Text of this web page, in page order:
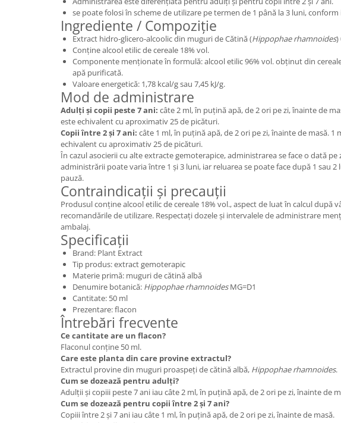
se poate folosi în scheme de utilizare pe termen de 1 până la 3 luni,
Ingrediente / Compoziție
Extract hidro-glicero-alcoolic din muguri de Cătină (Hippophae rhamnoides)
Conține alcool etilic de cereale 18% vol.
Componente menționate în formulă: alcool etilic 96% vol. obținut din
apă purificată.
Valoare energetică: 1,78 kcal/g sau 7,45 kJ/g.
Mod de administrare
Adulți și copii peste 7 ani: câte 2 ml, în puțină apă, de 2 ori pe zi, înainte de
este echivalent cu aproximativ 25 de picături.
Copii între 2 și 7 ani: câte 1 ml, în puțină apă, de 2 ori pe zi, înainte de masă. 1
echivalent cu aproximativ 25 de picături.
În cazul asocierii cu alte extracte gemoterapice, administrarea se face o dată pe
administrării poate varia între 1 și 3 luni, iar reluarea se poate face după 1 sau 2
pauză.
Contraindicații și precauții
Produsul conține alcool etilic de cereale 18% vol., aspect de luat în calcul după
recomandările de utilizare. Respectați dozele și intervalele de administrare
ambalaj.
Specificații
Brand: Plant Extract
Tip produs: extract gemoterapic
Materie primă: muguri de cătină albă
Denumire botanică: Hippophae rhamnoidesMG=D1
Cantitate: 50 ml
Prezentare: flacon
Întrebări frecvente
Ce cantitate are un flacon?
Flaconul conține 50 ml.
Care este planta din care provine extractul?
Extractul provine din muguri proaspeți de cătină albă, Hippophae rhamnoides.
Cum se dozează pentru adulți?
Adulții și copiii peste 7 ani iau câte 2 ml, în puțină apă, de 2 ori pe zi, înainte de
Cum se dozează pentru copii între 2 și 7 ani?
Copiii între 2 și 7 ani iau câte 1 ml, în puțină apă, de 2 ori pe zi, înainte de masă.